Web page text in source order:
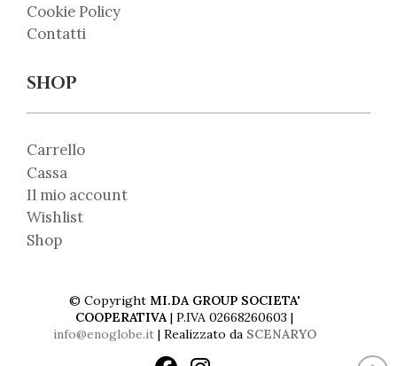
Cookie Policy
Contatti
SHOP
Carrello
Cassa
Il mio account
Wishlist
Shop
© Copyright MI.DA GROUP SOCIETA'
COOPERATIVA| P.IVA 02668260603 |
info@enoglobe.it| Realizzato da SCENARYO